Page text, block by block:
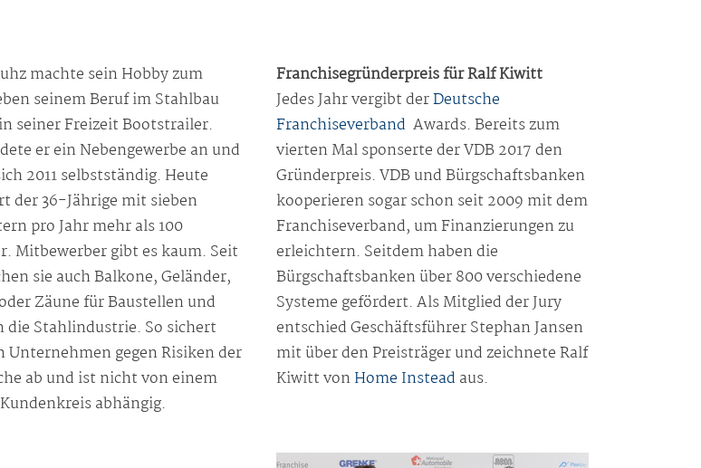
machte sein Hobby zum
seinem Beruf im Stahlbau
seiner Freizeit Bootstrailer.
er ein Nebengewerbe an und
2011 selbstständig. Heute
der 36-Jährige mit sieben
pro Jahr mehr als 100
Mitbewerber gibt es kaum. Seit
sie auch Balkone, Geländer,
Zäune für Baustellen und
die Stahlindustrie. So sichert
Unternehmen gegen Risiken der
ab und ist nicht von einem
abhängig.
Franchisegründerpreis für Ralf Kiwitt
Jedes Jahr vergibt derDeutsche
FranchiseverbandAwards. Bereits zum
vierten Mal sponserte der VDB 2017 den
Gründerpreis. VDB und Bürgschaftsbanken
kooperieren sogar schon seit 2009 mit dem
Franchiseverband, um Finanzierungen zu
erleichtern. Seitdem haben die
Bürgschaftsbanken über 800 verschiedene
Systeme gefördert. Als Mitglied der Jury
entschied Geschäftsführer Stephan Jansen
mit über den Preisträger und zeichnete Ralf
Kiwitt vonHome Insteadaus.